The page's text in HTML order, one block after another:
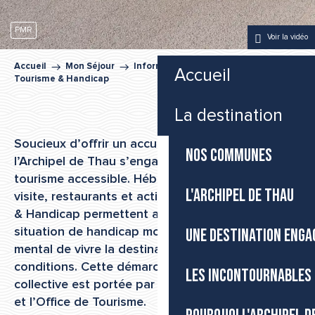
Accueil
La destination
NOS COMMUNES
L'ARCHIPEL DE THAU
UNE DESTINATION
LES
Voir la vidéo
PMR
Accueil Mon Séjour
Informations pratiques
Tourisme & Handicap
Soucieux d’offrir un accueil ouvert à tous,
l’Archipel de Thau s’engage en faveur d’un
tourisme accessible. Hébergements, sites de
visite, restaurants et activités labellisés Tourisme
& Handicap permettent aux personnes en
situation de handicap moteur, visuel, auditif ou
mental de vivre la destination dans les meilleures
conditions. Cette démarche progressive et
collective est portée par les acteurs du territoire
et l’Office de Tourisme.